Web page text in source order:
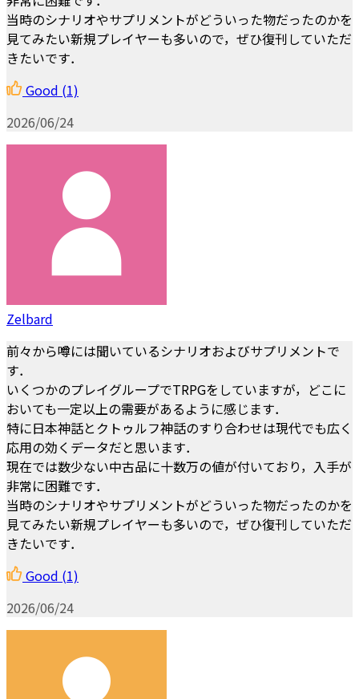
当時のシナリオやサプリメントがどういった物だったのかを
見てみたい新規プレイヤーも多いので，ぜひ復刊していただ
きたいです．
Good (1)
2026/06/24
Zelbard
前々から噂には聞いているシナリオおよびサプリメントで
す．
いくつかのプレイグループでTRPGをしていますが，どこに
おいても一定以上の需要があるように感じます．
特に日本神話とクトゥルフ神話のすり合わせは現代でも広く
応用の効くデータだと思います．
現在では数少ない中古品に十数万の値が付いており，入手が
非常に困難です．
当時のシナリオやサプリメントがどういった物だったのかを
見てみたい新規プレイヤーも多いので，ぜひ復刊していただ
きたいです．
Good (1)
2026/06/24